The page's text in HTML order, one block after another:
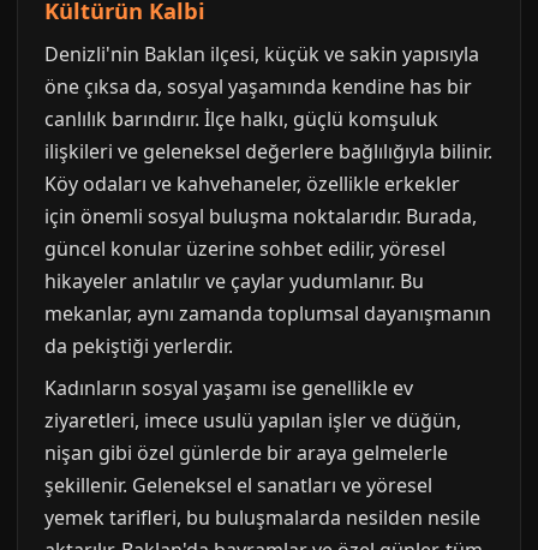
Kültürün Kalbi
Denizli'nin Baklan ilçesi, küçük ve sakin yapısıyla
öne çıksa da, sosyal yaşamında kendine has bir
canlılık barındırır. İlçe halkı, güçlü komşuluk
ilişkileri ve geleneksel değerlere bağlılığıyla bilinir.
Köy odaları ve kahvehaneler, özellikle erkekler
için önemli sosyal buluşma noktalarıdır. Burada,
güncel konular üzerine sohbet edilir, yöresel
hikayeler anlatılır ve çaylar yudumlanır. Bu
mekanlar, aynı zamanda toplumsal dayanışmanın
da pekiştiği yerlerdir.
Kadınların sosyal yaşamı ise genellikle ev
ziyaretleri, imece usulü yapılan işler ve düğün,
nişan gibi özel günlerde bir araya gelmelerle
şekillenir. Geleneksel el sanatları ve yöresel
yemek tarifleri, bu buluşmalarda nesilden nesile